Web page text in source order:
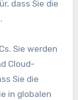
dass Sie die
Sie werden
Cloud-
Sie die
in globalen